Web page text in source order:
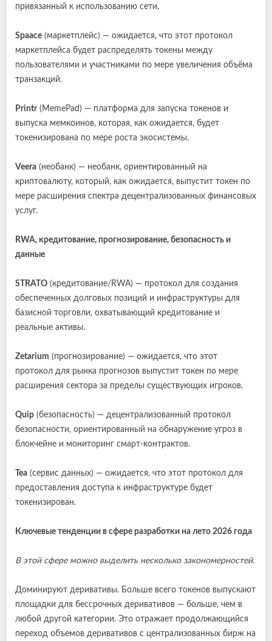
привязанный к использованию сети.
Spaace (маркетплейс) — ожидается, что этот протокол
маркетплейса будет распределять токены между
пользователями и участниками по мере увеличения объёма
транзакций.
Printr (MemePad) — платформа для запуска токенов и
выпуска мемкоинов, которая, как ожидается, будет
токенизирована по мере роста экосистемы.
Veera (необанк) — необанк, ориентированный на
криптовалюту, который, как ожидается, выпустит токен по
мере расширения спектра децентрализованных финансовых
услуг.
RWA, кредитование, прогнозирование, безопасность и
данные
STRATO (кредитование/RWA) — протокол для создания
обеспеченных долговых позиций и инфраструктуры для
базисной торговли, охватывающий кредитование и
реальные активы.
Zetarium (прогнозирование) — ожидается, что этот
протокол для рынка прогнозов выпустит токен по мере
расширения сектора за пределы существующих игроков.
Quip (безопасность) — децентрализованный протокол
безопасности, ориентированный на обнаружение угроз в
блокчейне и мониторинг смарт-контрактов.
Tea (сервис данных) — ожидается, что этот протокол для
предоставления доступа к инфраструктуре будет
токенизирован.
Ключевые тенденции в сфере разработки на лето 2026 года
В этой сфере можно выделить несколько закономерностей.
Доминируют деривативы. Больше всего токенов выпускают
площадки для бессрочных деривативов — больше, чем в
любой другой категории. Это отражает продолжающийся
переход объемов деривативов с централизованных бирж на